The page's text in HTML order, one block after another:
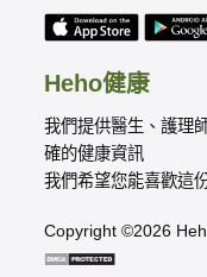
Heho健康
我們提供醫生、護理
確的健康資訊
我們希望您能喜歡這
Copyright ©2026